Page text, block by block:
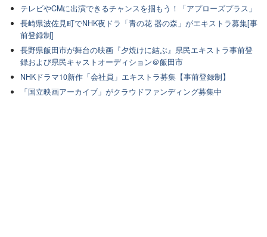
テレビやCMに出演できるチャンスを掴もう！「アプローズプラス」
長崎県波佐見町でNHK夜ドラ「青の花 器の森」がエキストラ募集[事
前登録制]
長野県飯田市が舞台の映画『夕焼けに結ぶ』県民エキストラ事前登
録および県民キャストオーディション＠飯田市
NHKドラマ10新作「会社員」エキストラ募集【事前登録制】
「国立映画アーカイブ」がクラウドファンディング募集中